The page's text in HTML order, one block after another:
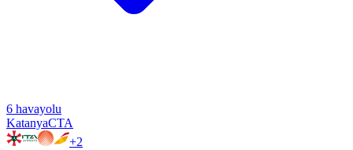
6 havayolu
KatanyaCTA
+2